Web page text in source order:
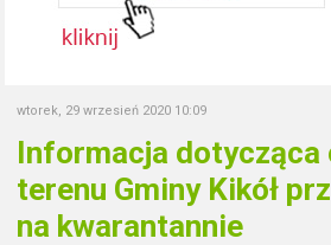
wtorek, 29 wrzesień 2020 10:09
Informacja dotycząca
terenu Gminy Kikół
na kwarantannie